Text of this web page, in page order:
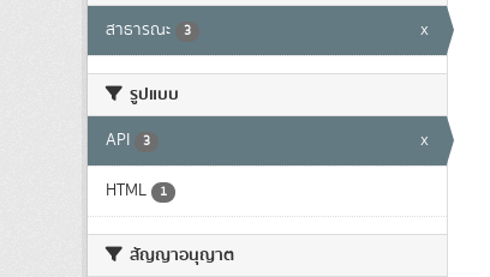
สาธารณะ 3 x
รูปแบบ
API 3 x
HTML 1
สัญญาอนุญาต